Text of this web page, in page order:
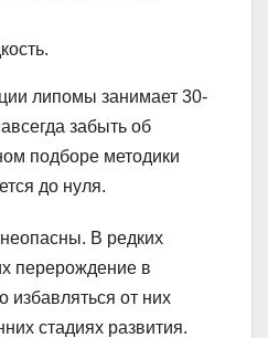
липомы занимает 30-
забыть об
подборе методики
до нуля.
В редких
перерождение в
избавляться от них
стадиях развития.